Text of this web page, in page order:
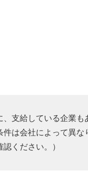
、支給している企業も
件は会社によって異な
ください。）